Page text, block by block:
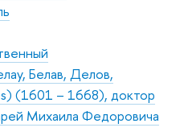
Белав, Делов,
(1601 – 1668), доктор
Михаила Федоровича